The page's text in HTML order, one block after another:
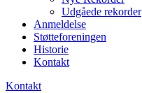
Udgåede rekorder
Anmeldelse
Støtteforeningen
Historie
Kontakt
Kontakt